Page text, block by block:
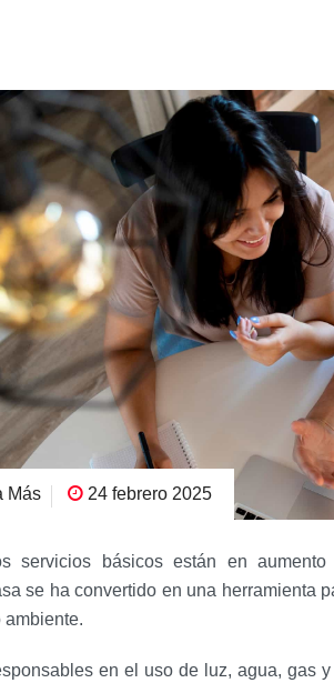
Más 24 febrero 2025
servicios básicos están en
se ha convertido en una herramienta
ambiente.
en el uso de luz, agua, gas